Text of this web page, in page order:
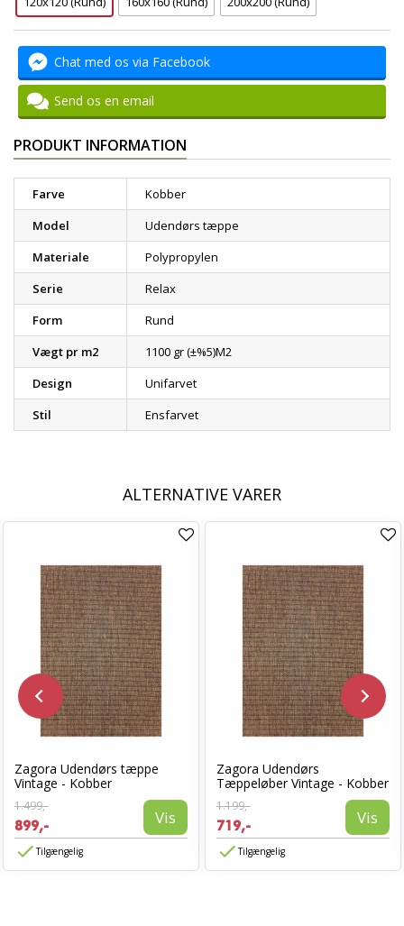
Chat med os via Facebook
Send os en email
PRODUKT INFORMATION
Farve
Kobber
Model
Udendørs tæppe
Materiale
Polypropylen
Serie
Relax
Form
Rund
Vægt pr m2
1100 gr (±%5)M2
Design
Unifarvet
Stil
Ensfarvet
ALTERNATIVE VARER
Zagora Udendørs tæppe
Vintage - Kobber
1.499,-
899,- Vis
Tilgængelig
Zagora Udendørs
Tæppeløber Vintage - Kobber
1.199,-
719,- Vis
Tilgængelig